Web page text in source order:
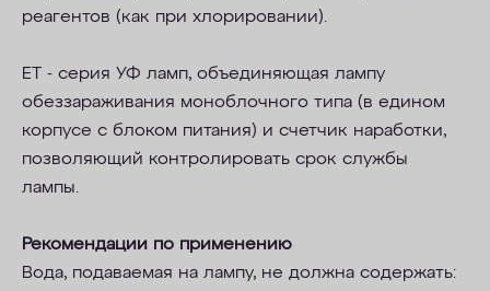
реагентов (как при хлорировании).
ET - cерия УФ ламп, объединяющая лампу
обеззараживания моноблочного типа (в едином
корпусе с блоком питания) и счетчик наработки,
позволяющий контролировать срок службы
лампы.
Рекомендации по применению
Вода, подаваемая на лампу, не должна содержать: